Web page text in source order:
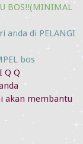
BOS!!(MINIMAL
anda di PELANGI
bos!!
Q Q
akan membantu